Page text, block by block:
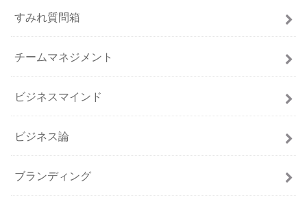
すみれ質問箱
チームマネジメント
ビジネスマインド
ビジネス論
ブランディング